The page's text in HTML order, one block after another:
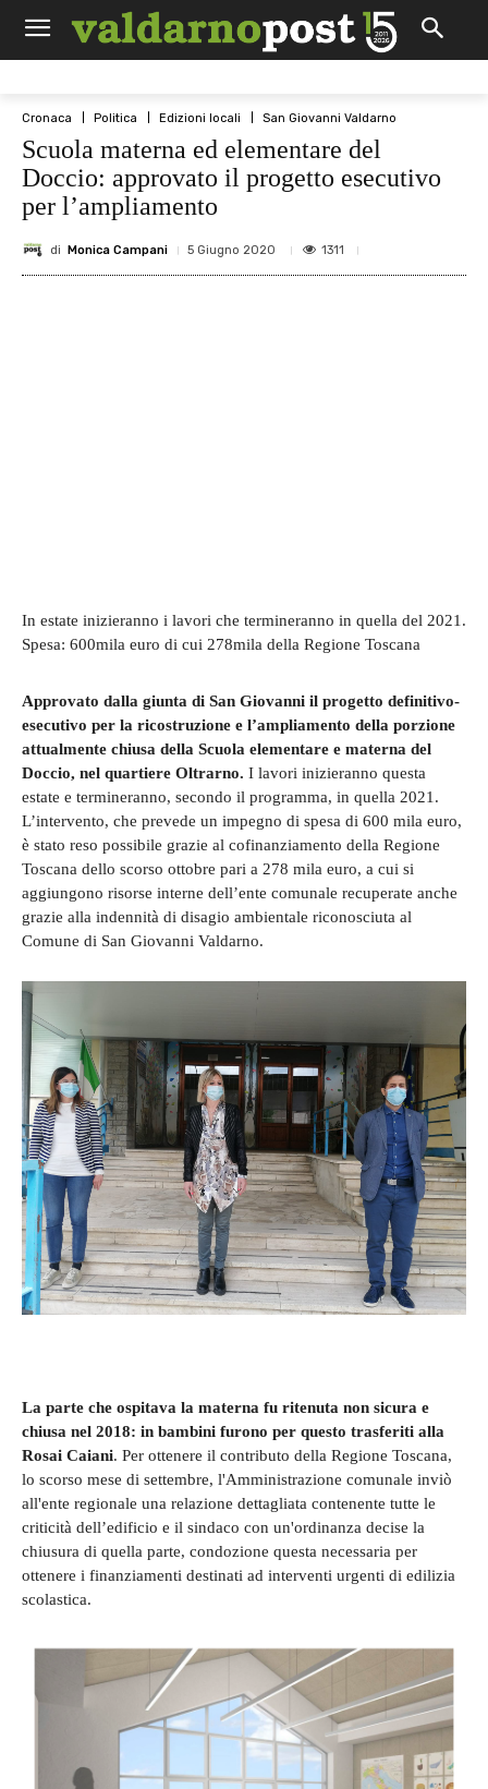
Cronaca Politica Edizioni locali San Giovanni Valdarno
Scuola materna ed elementare del
Doccio: approvato il progetto esecutivo
per l’ampliamento
di Monica Campani 5 Giugno 2020 1311
In estate inizieranno i lavori che termineranno in quella del 2021.
Spesa: 600mila euro di cui 278mila della Regione Toscana
Approvato dalla giunta di San Giovanni il progetto definitivo-
esecutivo per la ricostruzione e l’ampliamento della porzione
attualmente chiusa della Scuola elementare e materna del
Doccio, nel quartiere Oltrarno. I lavori inizieranno questa
estate e termineranno, secondo il programma, in quella 2021.
L’intervento, che prevede un impegno di spesa di 600 mila euro,
è stato reso possibile grazie al cofinanziamento della Regione
Toscana dello scorso ottobre pari a 278 mila euro, a cui si
aggiungono risorse interne dell’ente comunale recuperate anche
grazie alla indennità di disagio ambientale riconosciuta al
Comune di San Giovanni Valdarno.
La parte che ospitava la materna fu ritenuta non sicura e
chiusa nel 2018: in bambini furono per questo trasferiti alla
Rosai Caiani. Per ottenere il contributo della Regione Toscana,
lo scorso mese di settembre, l'Amministrazione comunale inviò
all'ente regionale una relazione dettagliata contenente tutte le
criticità dell’edificio e il sindaco con un'ordinanza decise la
chiusura di quella parte, condozione questa necessaria per
ottenere i finanziamenti destinati ad interventi urgenti di edilizia
scolastica.